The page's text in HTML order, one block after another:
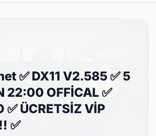
✅ DX11 V2.585 ✅ 5
22:00 OFFİCAL ✅
✅ ÜCRETSİZ VİP
✅